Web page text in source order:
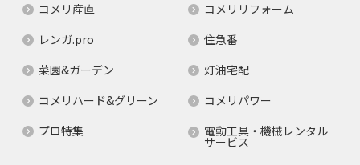
コメリ産直
コメリリフォーム
レンガ.pro
住急番
菜園&ガーデン
灯油宅配
コメリハード&グリーン
コメリパワー
プロ特集
電動工具・機械レンタル
サービス